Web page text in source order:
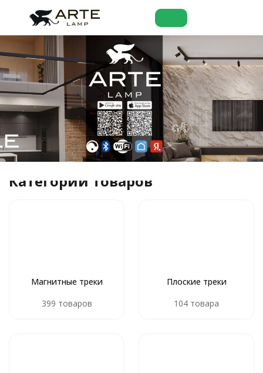
Категории товаров
Магнитные треки
399 товаров
Плоские треки
104 товара